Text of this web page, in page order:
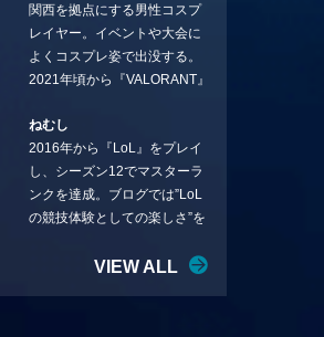
フリーランスのライターの二
足の草鞋を履いて幅広く活動
中。無類のラーメン好き！
Twitter:@ongakucas
関西を拠点にする男性コスプ
レイヤー。イベントや大会に
よくコスプレ姿で出没する。
2021年頃から『VALORANT』
続ける。現在の推しチームは
「CREST GAMING」。X：
@mlunias（Photo by
Subaru.F.）
ねむし
2016年から『LoL』をプレイ
し、シーズン12でマスターラ
ンクを達成。ブログでは”LoL
の競技体験としての楽しさ”を
リーを愛し、元ADCメイン
VIEW ALL